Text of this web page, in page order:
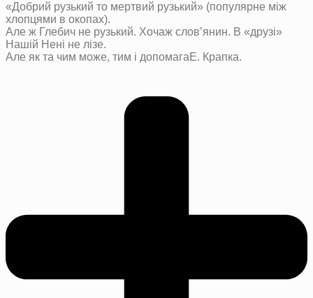
«Добрий рузький то мертвий рузький» (популярне мiж
хлопцями в окопах).
Але ж Глебич не рузький. Хочаж слов’янин. В «друзi»
Нашiй Ненi не лiзе.
Але як та чим може, тим i допомагаЕ. Крапка.